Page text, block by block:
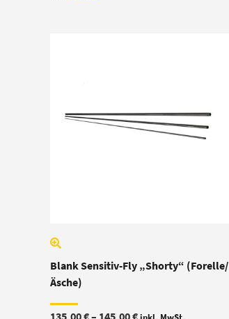
Blank Sensitiv-Fly „Shorty“ (Forelle/
Äsche)
Preisspanne: